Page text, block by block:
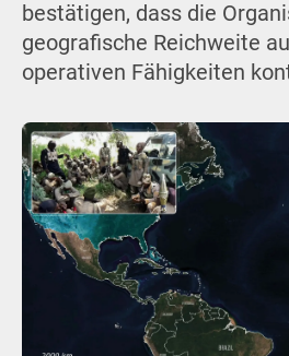
bestätigen, dass die
geografische Reichweite
operativen Fähigkeiten